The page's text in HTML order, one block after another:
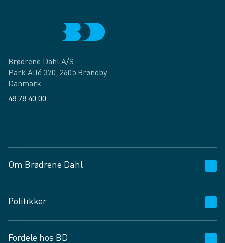
Brødrene Dahl A/S
Park Allé 370, 2605 Brøndby
Danmark
48 78 40 00
Om Brødrene Dahl
Vagttelefon 30 10 89 89
Spørgsmål og svar
Job og karriere
Politikker
Fordele hos BD